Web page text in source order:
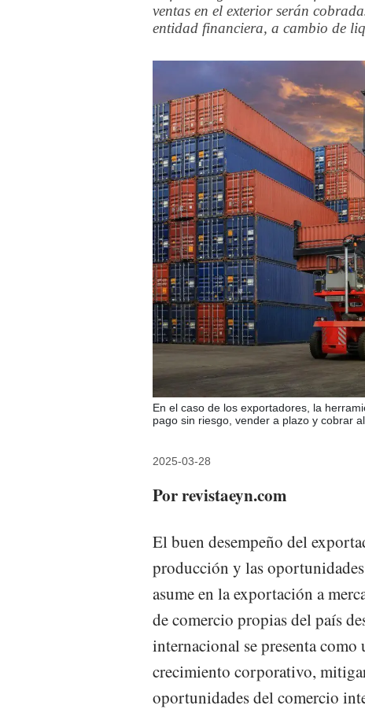
ventas en el exterior serán
entidad financiera, a cambio de
En el caso de los exportadores, la
pago sin riesgo, vender a plazo y cobrar
2025-03-28
Por revistaeyn.com
El buen desempeño del
producción y las
asume en la exportación a
de comercio propias del país
internacional se presenta
crecimiento corporativo,
oportunidades del comercio